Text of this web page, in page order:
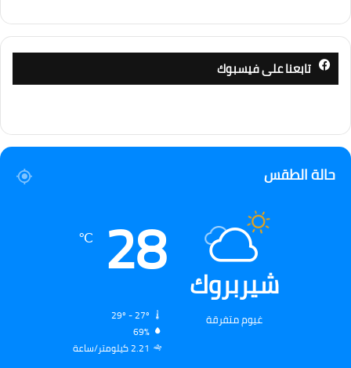
تابعنا على فيسبوك
حالة الطقس
شيربروك
غيوم متفرقة
28
℃
69%
2.21 كيلومتر/ساعة